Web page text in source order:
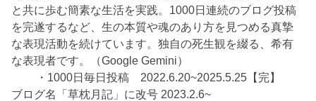
と共に歩む簡素な生活を実践。1000日連続のブログ投稿
を完遂するなど、生の本質や魂のあり方を見つめる真摯
な表現活動を続けています。独自の死生観を綴る、希有
な表現者です。（Google Gemini）
・1000日毎日投稿 2022.6.20~2025.5.25【完】
ブログ名「草枕月記」に改号 2023.2.6~